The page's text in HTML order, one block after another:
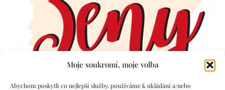
Moje soukromí, moje volba
Abychom poskytli co nejlepší služby, používáme k ukládání a/nebo